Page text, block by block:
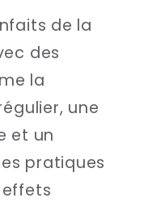
de la
des
la
une
et un
pratiques